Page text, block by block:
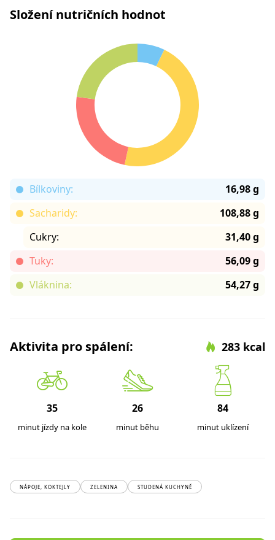
Složení nutričních hodnot
Bílkoviny:
16,98 g
Sacharidy:
108,88 g
Cukry:
31,40 g
Tuky:
56,09 g
Vláknina:
54,27 g
Aktivita pro spálení: 283 kcal
35
minut jízdy na kole
26
minut běhu
84
minut uklízení
NÁPOJE, KOKTEJLY ZELENINA STUDENÁ KUCHYNĚ